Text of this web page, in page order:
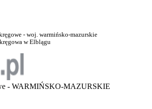
- woj. warmińsko-mazurskie
w Elblągu
- WARMIŃSKO-MAZURSKIE